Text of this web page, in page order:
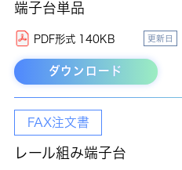
端子台単品
PDF形式 140KB 更新日
ダウンロード
FAX注文書
レール組み端子台